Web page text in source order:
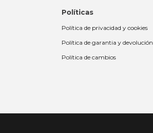
Políticas
Política de privacidad y cookies
Política de garantia y devolución
Política de cambios